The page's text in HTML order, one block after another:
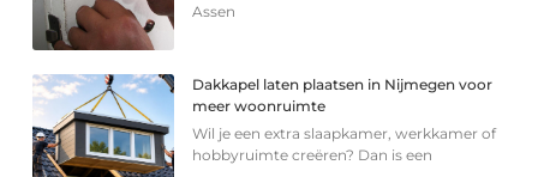
Assen
Dakkapel laten plaatsen in Nijmegen voor
meer woonruimte
Wil je een extra slaapkamer, werkkamer of
hobbyruimte creëren? Dan is een